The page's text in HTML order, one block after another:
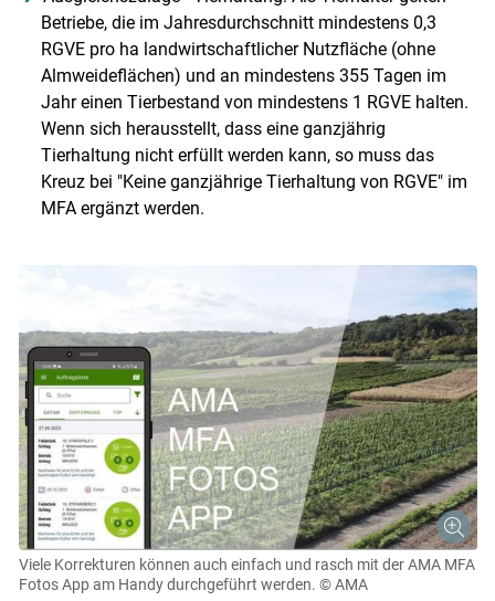
Betriebe, die im Jahresdurchschnitt mindestens 0,3
RGVE pro ha landwirtschaftlicher Nutzfläche (ohne
Almweideflächen) und an mindestens 355 Tagen im
Jahr einen Tierbestand von mindestens 1 RGVE halten.
Wenn sich herausstellt, dass eine ganzjährig
Tierhaltung nicht erfüllt werden kann, so muss das
Kreuz bei "Keine ganzjährige Tierhaltung von RGVE" im
MFA ergänzt werden.
Viele Korrekturen können auch einfach und rasch mit der AMA MFA
Fotos App am Handy durchgeführt werden. © AMA